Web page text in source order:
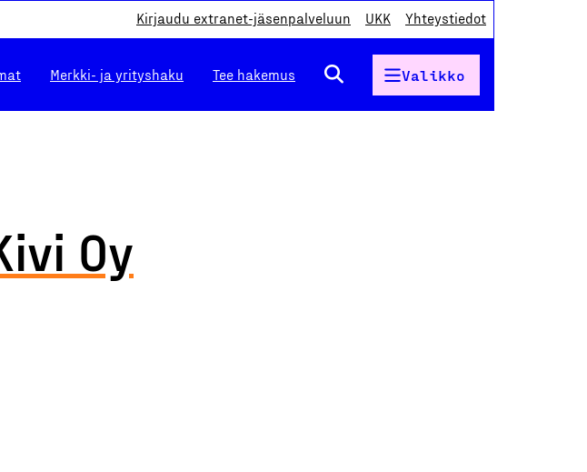
Kirjaudu extranet-jäsenpalveluun UKK Yhteystiedot
Merkki- ja yrityshaku Tee hakemus Valikko
Oy